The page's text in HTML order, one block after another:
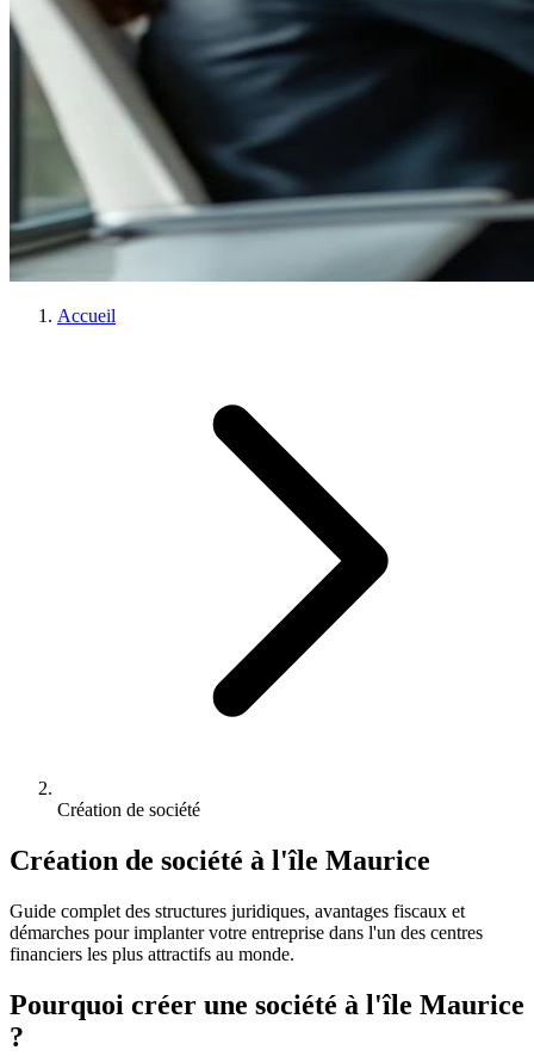
Accueil
Création de société
Création de société à l'île Maurice
Guide complet des structures juridiques, avantages fiscaux et
démarches pour implanter votre entreprise dans l'un des centres
financiers les plus attractifs au monde.
Pourquoi créer une société à l'île Maurice
?